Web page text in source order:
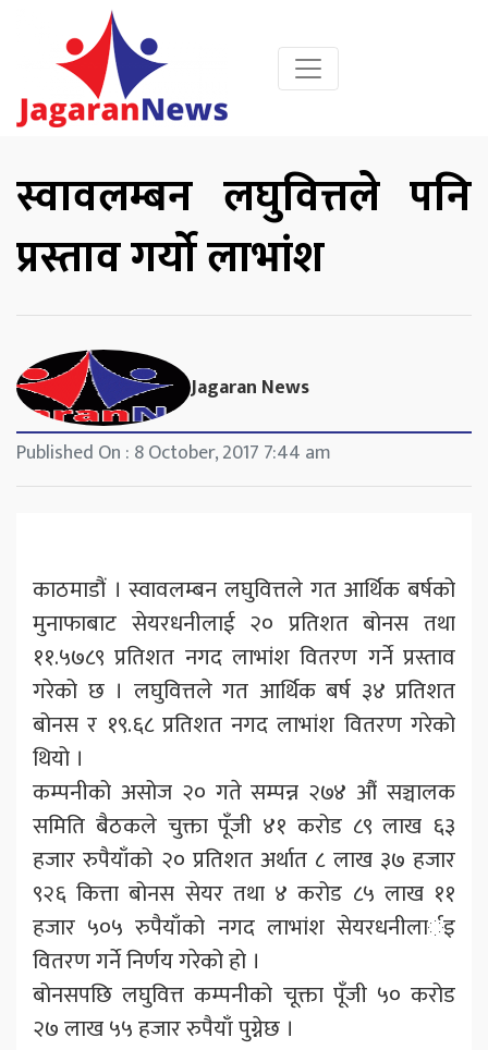
स्वावलम्बन लघुवित्तले पनि
प्रस्ताव गर्यो लाभांश
Jagaran News
Published On : 8 October, 2017 7:44 am
काठमाडौं । स्वावलम्बन लघुवित्तले गत आर्थिक बर्षको
मुनाफाबाट सेयरधनीलाई २० प्रतिशत बोनस तथा
११.५७८९ प्रतिशत नगद लाभांश वितरण गर्ने प्रस्ताव
गरेको छ । लघुवित्तले गत आर्थिक बर्ष ३४ प्रतिशत
बोनस र १९.६८ प्रतिशत नगद लाभांश वितरण गरेको
थियो ।
कम्पनीको असोज २० गते सम्पन्न २७४ औं सञ्चालक
समिति बैठकले चुक्ता पूँजी ४१ करोड ८९ लाख ६३
हजार रुपैयाँको २० प्रतिशत अर्थात ८ लाख ३७ हजार
९२६ कित्ता बोनस सेयर तथा ४ करोड ८५ लाख ११
हजार ५०५ रुपैयाँको नगद लाभांश सेयरधनीलार्इ
वितरण गर्ने निर्णय गरेको हो ।
बोनसपछि लघुवित्त कम्पनीको चूक्ता पूँजी ५० करोड
२७ लाख ५५ हजार रुपैयाँ पुग्नेछ ।